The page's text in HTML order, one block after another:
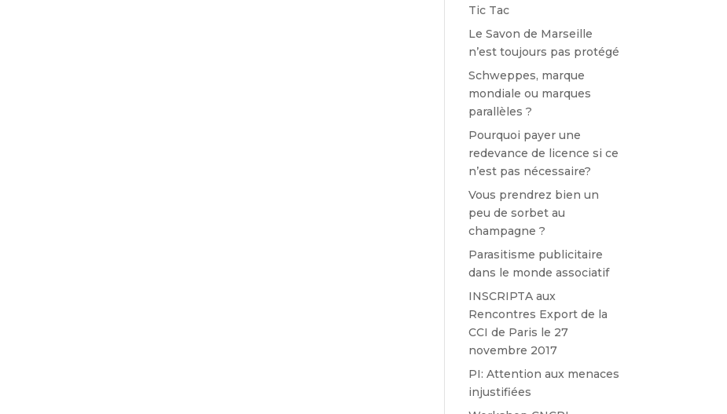
Tic Tac
Le Savon de Marseille
n’est toujours pas protégé
Schweppes, marque
mondiale ou marques
parallèles ?
Pourquoi payer une
redevance de licence si ce
n’est pas nécessaire?
Vous prendrez bien un
peu de sorbet au
champagne ?
Parasitisme publicitaire
dans le monde associatif
INSCRIPTA aux
Rencontres Export de la
CCI de Paris le 27
novembre 2017
PI: Attention aux menaces
injustifiées